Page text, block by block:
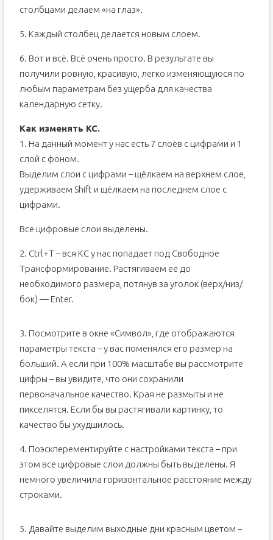
столбцами делаем «на глаз».
5. Каждый столбец делается новым слоем.
6. Вот и всё. Всё очень просто. В результате вы
получили ровную, красивую, легко изменяющуюся по
любым параметрам без ущерба для качества
календарную сетку.
Как изменять КС.
1. На данный момент у нас есть 7 слоёв с цифрами и 1
слой с фоном.
Выделим слои с цифрами – щёлкаем на верхнем слое,
удерживаем Shift и щёлкаем на последнем слое с
цифрами.
Все цифровые слои выделены.
2. Ctrl+T – вся КС у нас попадает под Свободное
Трансформирование. Растягиваем её до
необходимого размера, потянув за уголок (верх/низ/
бок) — Enter.
3. Посмотрите в окне «Символ», где отображаются
параметры текста – у вас поменялся его размер на
больший. А если при 100% масштабе вы рассмотрите
цифры – вы увидите, что они сохранили
первоначальное качество. Края не размыты и не
пикселятся. Если бы вы растягивали картинку, то
качество бы ухудшилось.
4. Поэскперементируйте с настройками текста – при
этом все цифровые слои должны быть выделены. Я
немного увеличила горизонтальное расстояние между
строками.
5. Давайте выделим выходные дни красным цветом –